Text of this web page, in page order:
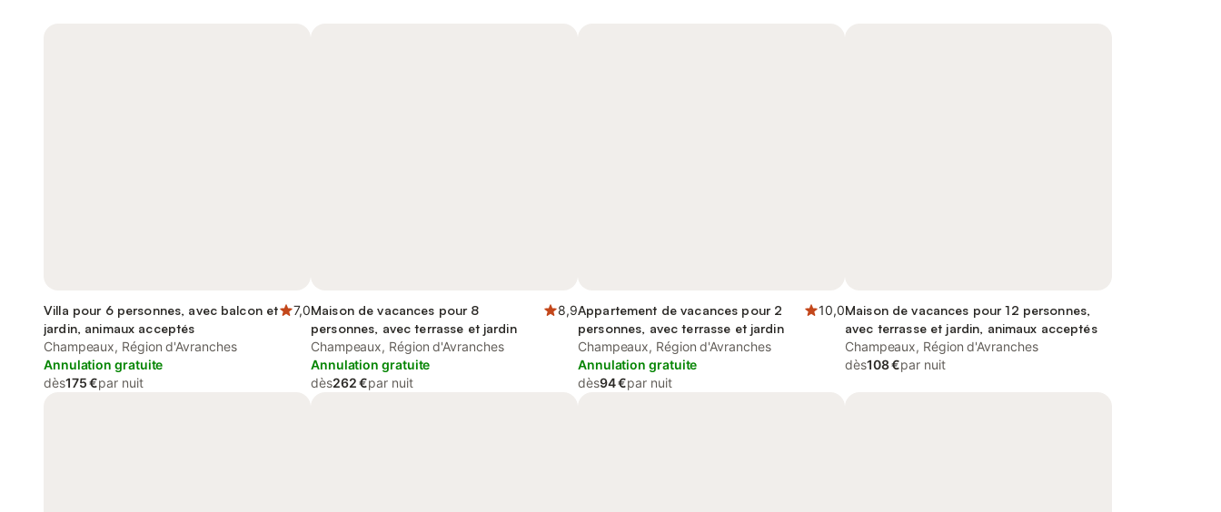
Villa pour 6 personnes, avec balcon et
jardin, animaux acceptés
7,0
Champeaux, Région d'Avranches
Annulation gratuite
dès175 €par nuit
Maison de vacances pour 8
personnes, avec terrasse et jardin
8,9
Champeaux, Région d'Avranches
Annulation gratuite
dès262 €par nuit
Appartement de vacances pour 2
personnes, avec terrasse et jardin
10,0
Champeaux, Région d'Avranches
Annulation gratuite
dès94 €par nuit
Maison de vacances pour 12 personnes,
avec terrasse et jardin, animaux acceptés
Champeaux, Région d'Avranches
dès108 €par nuit